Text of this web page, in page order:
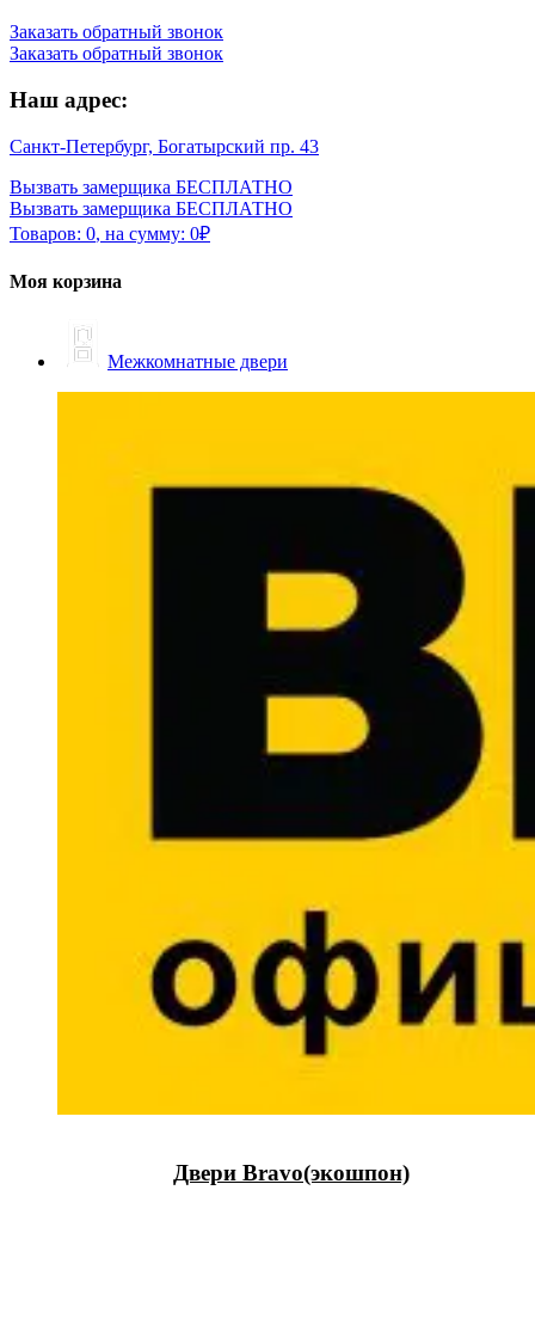
Заказать обратный звонок
Заказать обратный звонок
Наш адрес:
Санкт-Петербург, Богатырский пр. 43
Вызвать замерщика БЕСПЛАТНО
Вызвать замерщика БЕСПЛАТНО
Товаров: 0, на сумму: 0₽
Моя корзина
Межкомнатные двери
Двери Bravo(экошпон)